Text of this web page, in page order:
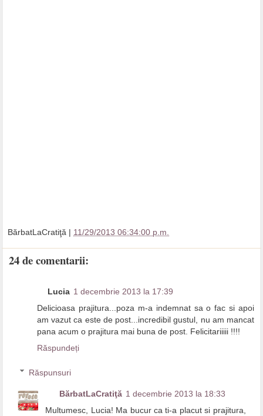
BărbatLaCratiţă | 11/29/2013 06:34:00 p.m.
24 de comentarii:
Lucia 1 decembrie 2013 la 17:39
Delicioasa prajitura...poza m-a indemnat sa o fac si apoi
am vazut ca este de post...incredibil gustul, nu am mancat
pana acum o prajitura mai buna de post. Felicitariiiii !!!!
Răspundeți
Răspunsuri
BărbatLaCratiţă 1 decembrie 2013 la 18:33
Multumesc, Lucia! Ma bucur ca ti-a placut si prajitura,